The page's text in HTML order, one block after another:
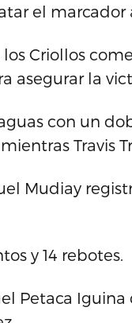
el marcador
Criollos
asegurar la
con un
Travis
Mudiay
y 14 rebotes.
Petaca